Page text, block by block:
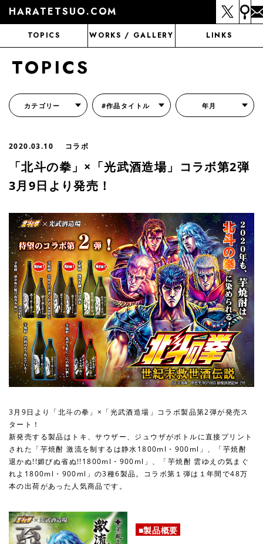
HARATETSUO.COM
TOPICS WORKS / GALLERY LINKS
TOPICS
カテゴリー #作品タイトル 年月
2020.03.10 コラボ
「北斗の拳」×「光武酒造場」コラボ第2弾
3月9日より発売！
3月9日より「北斗の拳」×「光武酒造場」コラボ製品第2弾が発売ス
タート！
新発売する製品はトキ、サウザー、ジュウザがボトルに直接プリント
された「芋焼酎 激流を制するは静水1800ml・900ml」、「芋焼酎
退かぬ!!媚びぬ省ぬ!!1800ml・900ml」、「芋焼酎 雲ゆえの気まぐ
れよ1800ml・900ml」の3種6製品。コラボ第１弾は１年間で48万
本の出荷があった人気商品です。
■製品概要